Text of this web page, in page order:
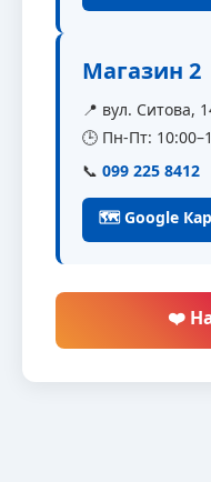
Магазин 2
📍 вул. Ситова,
🕒 Пн-Пт:
📞 099 225 8412
🗺 Google
❤️